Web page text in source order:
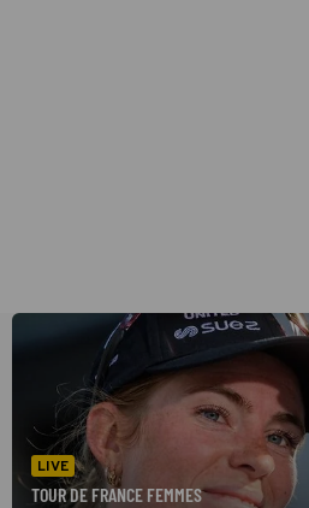
LIVE
TOUR DE FRANCE FEMMES